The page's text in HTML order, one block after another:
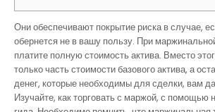
Они обеспечивают покрытие риска в случае,
обернется не в вашу пользу. При
платите полную стоимость актива. Вместо
только часть стоимости базового актива, а
денег, которые необходимы для сделки, вам
Изучайте, как торговать с маржой, с помощью